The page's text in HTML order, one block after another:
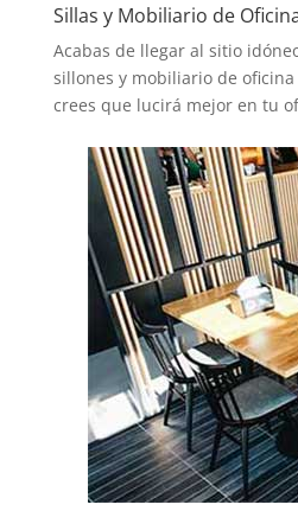
Sillas y Mobiliario de
Acabas de llegar al sitio
sillones y mobiliario de oficina
crees que lucirá mejor en tu